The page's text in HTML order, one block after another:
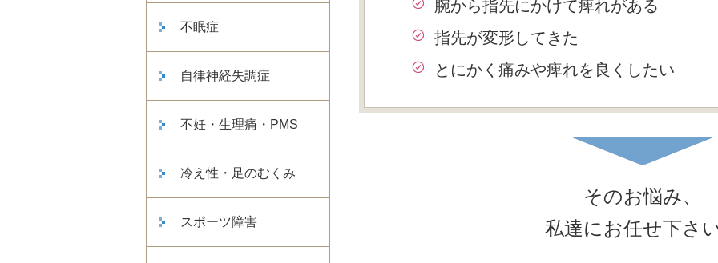
不眠症
自律神経失調症
不妊・生理痛・PMS
冷え性・足のむくみ
スポーツ障害
腕から指先にかけて痺れがある
指先が変形してきた
とにかく痛みや痺れを良くしたい
そのお悩み、
私達にお任せ下さ